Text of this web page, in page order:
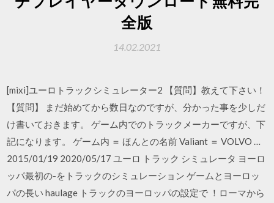
全版
14.02.2021
[mixi]ユーロトラックシミュレーター2 【質問】教えて下さい！
【質問】 まだ始めてから数日なのですが、分かった事を少しだ
け書いておきます。 ゲーム内でのトラックメーカーですが、下
記になります。 ゲーム内 ＝ ほんとの名前 Valiant ＝ VOLVO …
2015/01/19 2020/05/17 ユーロ トラック シミュレータ ヨーロ
ッパ最初の-をトラックのシミュレーション ゲームとヨーロッ
パの長い haulage トラックのヨーロッパの設定で ！ローマから